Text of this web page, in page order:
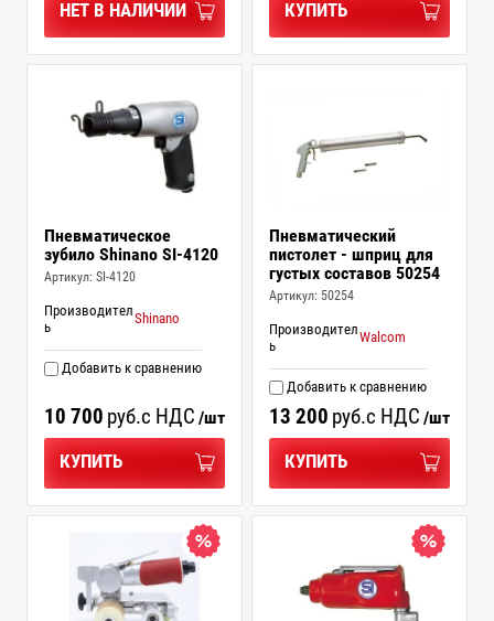
НЕТ В НАЛИЧИИ КУПИТЬ
Пневматическое
зубило Shinano SI-4120
Артикул: SI-4120
Добавить к сравнению
Производител
ь
Shinano
10 700 руб.с НДС /шт
КУПИТЬ
Пневматический
пистолет - шприц для
густых составов 50254
Артикул: 50254
Добавить к сравнению
Производител
ь
Walcom
13 200 руб.с НДС /шт
КУПИТЬ